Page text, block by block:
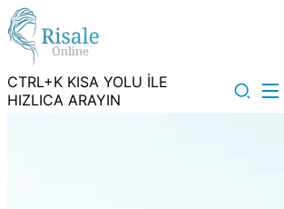
CTRL+K KISA YOLU İLE
HIZLICA ARAYIN